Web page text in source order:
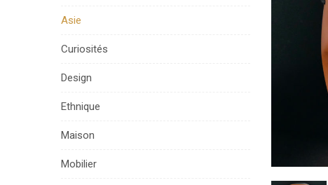
Asie
Curiosités
Design
Ethnique
Maison
Mobilier